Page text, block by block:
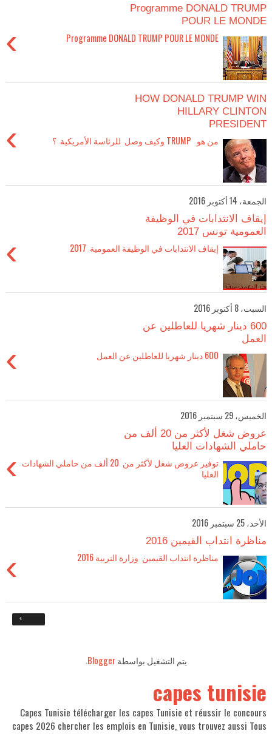
Programme DONALD TRUMP
POUR LE MONDE
› Programme DONALD TRUMP POUR LE MONDE
HOW DONALD TRUMP WIN
HILLARY CLINTON
PRESIDENT
› من هو TRUMP وكيف وصل للرئاسة الأمريكية ؟
الجمعة، 14 أكتوبر 2016
إيقاف الانتدابات في الوظيفة
العمومية تونس 2017
› إيقاف الانتدابات في الوظيفة العمومية 2017
السبت، 8 أكتوبر 2016
600 دينار شهريا للعاطلين عن
العمل
› 600 دينار شهريا للعاطلين عن العمل
الخميس، 29 سبتمبر 2016
عروض شغل لأكثر من 20 ألف من
حاملي الشهادات العليا
› توفير عروض شغل لأكثر من 20 ألف من حاملي الشهادات
العليا
الأحد، 25 سبتمبر 2016
مناظرة انتداب القيمين 2016
› مناظرة انتداب القيمين وزارة التربية 2016
›
يتم التشغيل بواسطةBlogger
.
capes tunisie
Capes Tunisie télécharger les capes Tunisie et réussir le concours
capes 2026 chercher les emplois en Tunisie, vous trouvez aussi Tous